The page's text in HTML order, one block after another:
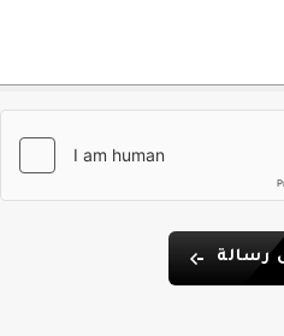
رسالة